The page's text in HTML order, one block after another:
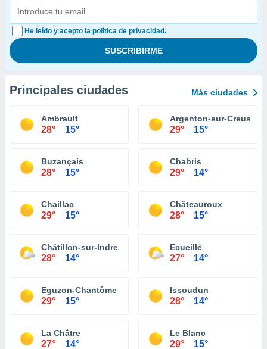
He leído y acepto la política de privacidad.
Principales ciudades Más ciudades
Ambrault
28° 15°
Argenton-sur-Creuse
29° 15°
Buzançais
28° 15°
Chabris
29° 14°
Chaillac
29° 15°
Châteauroux
28° 15°
Châtillon-sur-Indre
28° 14°
Ecueillé
27° 14°
Eguzon-Chantôme
29° 15°
Issoudun
28° 14°
La Châtre
27° 14°
Le Blanc
29° 15°